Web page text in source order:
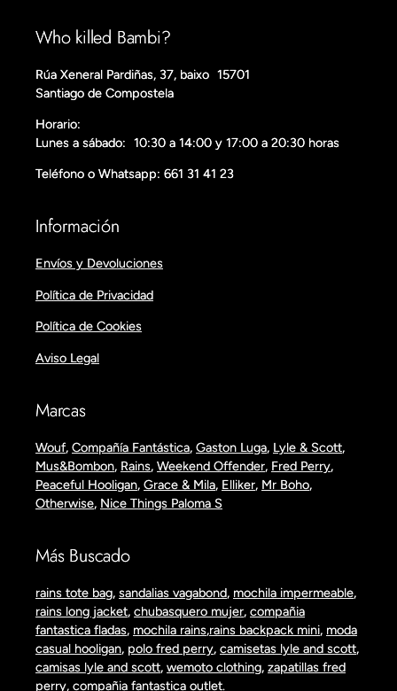
Who killed Bambi?
Rúa Xeneral Pardiñas, 37, baixo 15701
Santiago de Compostela
Horario:
Lunes a sábado: 10:30 a 14:00 y 17:00 a 20:30 horas
Teléfono o Whatsapp: 661 31 41 23
Información
Envíos y Devoluciones
Política de Privacidad
Política de Cookies
Aviso Legal
Marcas
Wouf, Compañía Fantástica, Gaston Luga, Lyle & Scott,
Mus&Bombon, Rains, Weekend Offender, Fred Perry,
Peaceful Hooligan, Grace & Mila, Elliker, Mr Boho,
Otherwise, Nice Things Paloma S
Más Buscado
rains tote bag, sandalias vagabond, mochila impermeable,
rains long jacket, chubasquero mujer, compañia
fantastica fladas, mochila rains,rains backpack mini, moda
casual hooligan, polo fred perry, camisetas lyle and scott,
camisas lyle and scott, wemoto clothing, zapatillas fred
perry, compañia fantastica outlet.